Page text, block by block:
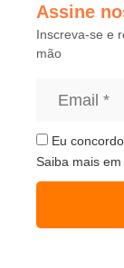
Assine
Inscreva-se e
mão
Eu
Saiba mais em